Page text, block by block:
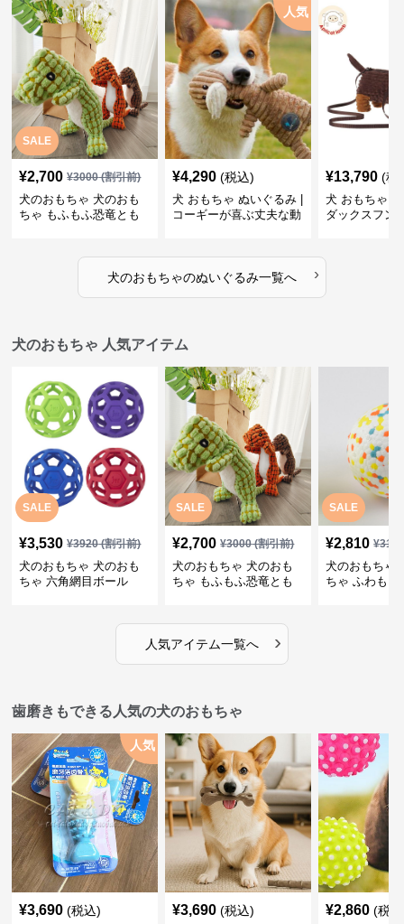
SALE
¥2,700 ¥3000(割引前)
犬のおもちゃ 犬のおも
ちゃ もふもふ恐竜とも
人気
¥4,290 (税込)
犬 おもちゃ ぬいぐるみ |
コーギーが喜ぶ丈夫な動
¥13,790 (税
犬 おもちゃ
ダックスフン
犬のおもちゃのぬいぐるみ一覧へ ›
犬のおもちゃ 人気アイテム
SALE
¥3,530 ¥3920(割引前)
犬のおもちゃ 犬のおも
ちゃ 六角網目ボール
SALE
¥2,700 ¥3000(割引前)
犬のおもちゃ 犬のおも
ちゃ もふもふ恐竜とも
SALE
¥2,810 ¥
犬のおもちゃ
ちゃ ふわもこ
人気アイテム一覧へ ›
歯磨きもできる人気の犬のおもちゃ
人気
¥3,690 (税込) ¥3,690 (税込) ¥2,860 (税